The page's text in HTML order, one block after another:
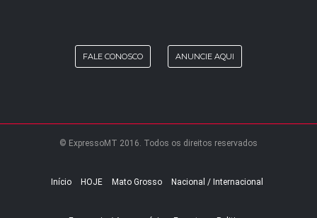
FALE CONOSCO ANUNCIE AQUI
© ExpressoMT 2016. Todos os direitos reservados
Início HOJE Mato Grosso Nacional / Internacional